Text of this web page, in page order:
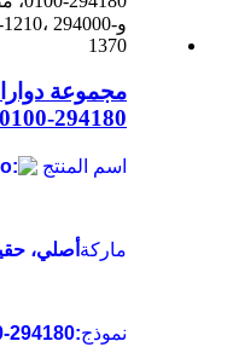
مجموعة
294180-0100، مضخة التغذية...
اسم المنتج
ماركة أصلي،
نموذج:294180-0100